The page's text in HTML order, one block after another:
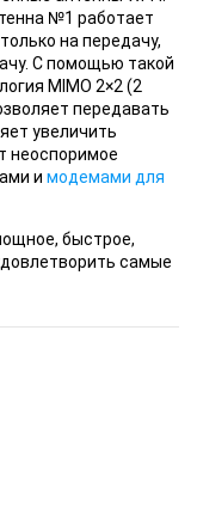
№1 работает
на передачу,
С помощью такой
MIMO 2×2 (2
передавать
увеличить
неоспоримое
и модемами для
быстрое,
самые